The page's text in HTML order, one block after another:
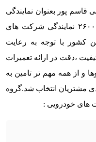
قاسم پور بعنوان نمایندگی
برتر خدمات پس از فروش در بین ۲۶۰۰ نمایندگی شرکت های
کشور با توجه به رعایت
،دقت در ارائه تعمیرات
و از همه مهم تر تامین به
مشتریان انتخاب شد.گروه
های خودرویی :